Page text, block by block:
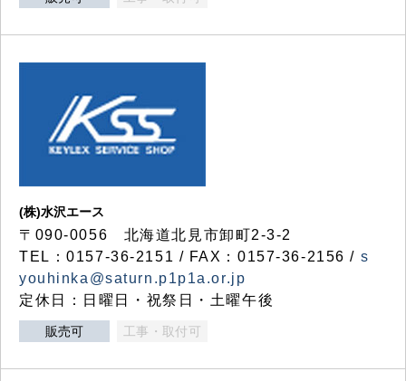
(株)水沢エース
〒090-0056 北海道北見市卸町2-3-2
TEL：0157-36-2151 / FAX：0157-36-2156 / s
youhinka@saturn.p1p1a.or.jp
定休日：日曜日・祝祭日・土曜午後
販売可 工事・取付可